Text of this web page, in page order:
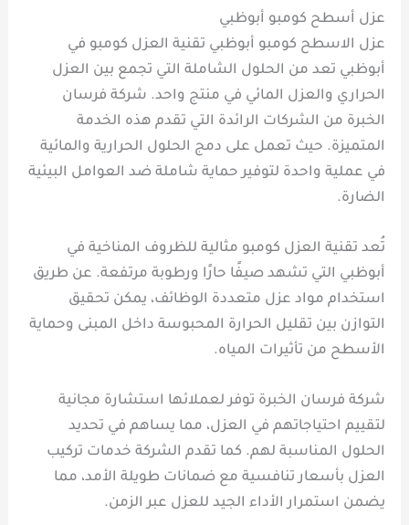
عزل أسطح كومبو أبوظبي
عزل الاسطح كومبو أبوظبي تقنية العزل كومبو في
أبوظبي تعد من الحلول الشاملة التي تجمع بين العزل
الحراري والعزل المائي في منتج واحد. شركة فرسان
الخبرة من الشركات الرائدة التي تقدم هذه الخدمة
المتميزة. حيث تعمل على دمج الحلول الحرارية والمائية
في عملية واحدة لتوفير حماية شاملة ضد العوامل البيئية
الضارة.
تُعد تقنية العزل كومبو مثالية للظروف المناخية في
أبوظبي التي تشهد صيفًا حارًا ورطوبة مرتفعة. عن طريق
استخدام مواد عزل متعددة الوظائف، يمكن تحقيق
التوازن بين تقليل الحرارة المحبوسة داخل المبنى وحماية
الأسطح من تأثيرات المياه.
شركة فرسان الخبرة توفر لعملائها استشارة مجانية
لتقييم احتياجاتهم في العزل، مما يساهم في تحديد
الحلول المناسبة لهم. كما تقدم الشركة خدمات تركيب
العزل بأسعار تنافسية مع ضمانات طويلة الأمد، مما
يضمن استمرار الأداء الجيد للعزل عبر الزمن.